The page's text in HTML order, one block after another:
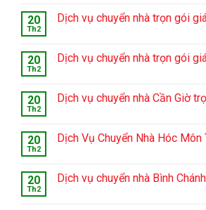
20
Th2
Dịch vụ chuyển nhà trọn gói
20
Th2
Dịch vụ chuyển nhà trọn gói
20
Th2
Dịch vụ chuyển nhà Cần Giờ
20
Th2
Dịch Vụ Chuyển Nhà Hóc Môn
20
Th2
Dịch vụ chuyển nhà Bình